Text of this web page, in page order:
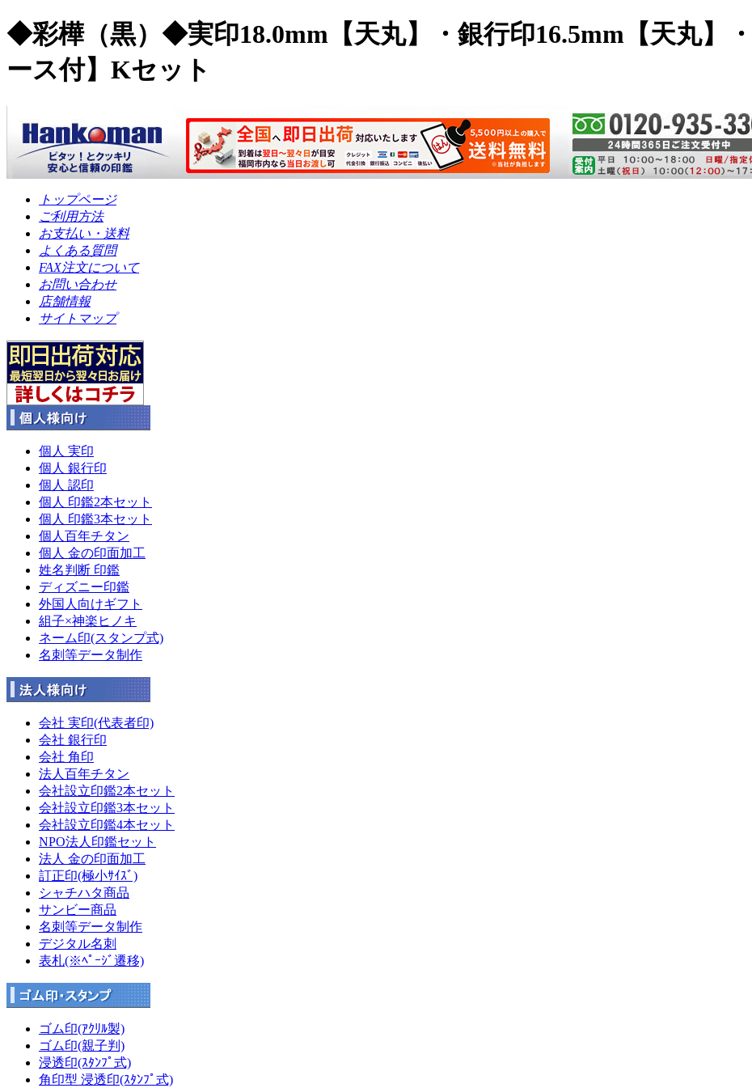
◆彩樺（黒）◆実印18.0mm【天丸】・銀行印16.5mm【天丸】
ース付】Kセット
トップページ
ご利用方法
お支払い・送料
よくある質問
FAX注文について
お問い合わせ
店舗情報
サイトマップ
個人 実印
個人 銀行印
個人 認印
個人 印鑑2本セット
個人 印鑑3本セット
個人百年チタン
個人 金の印面加工
姓名判断 印鑑
ディズニー印鑑
外国人向けギフト
組子×神楽ヒノキ
ネーム印(スタンプ式)
名刺等データ制作
会社 実印(代表者印)
会社 銀行印
会社 角印
法人百年チタン
会社設立印鑑2本セット
会社設立印鑑3本セット
会社設立印鑑4本セット
NPO法人印鑑セット
法人 金の印面加工
訂正印(極小ｻｲｽﾞ)
シャチハタ商品
サンビー商品
名刺等データ制作
デジタル名刺
表札(※ﾍﾟｰｼﾞ遷移)
ゴム印(ｱｸﾘﾙ製)
ゴム印(親子判)
浸透印(ｽﾀﾝﾌﾟ式)
角印型 浸透印(ｽﾀﾝﾌﾟ式)